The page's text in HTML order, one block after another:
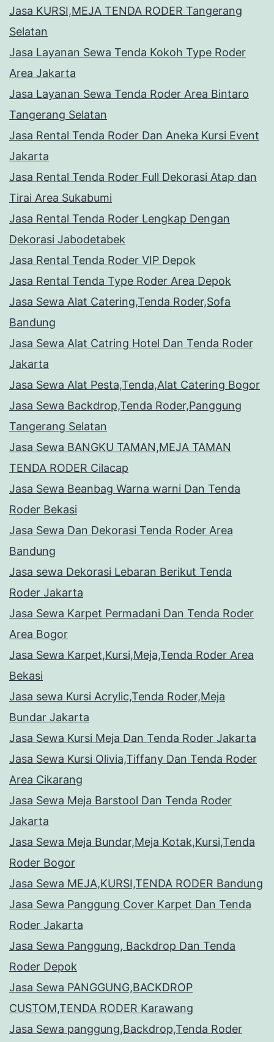
Jasa KURSI,MEJA TENDA RODER Tangerang
Selatan
Jasa Layanan Sewa Tenda Kokoh Type Roder
Area Jakarta
Jasa Layanan Sewa Tenda Roder Area Bintaro
Tangerang Selatan
Jasa Rental Tenda Roder Dan Aneka Kursi Event
Jakarta
Jasa Rental Tenda Roder Full Dekorasi Atap dan
Tirai Area Sukabumi
Jasa Rental Tenda Roder Lengkap Dengan
Dekorasi Jabodetabek
Jasa Rental Tenda Roder VIP Depok
Jasa Rental Tenda Type Roder Area Depok
Jasa Sewa Alat Catering,Tenda Roder,Sofa
Bandung
Jasa Sewa Alat Catring Hotel Dan Tenda Roder
Jakarta
Jasa Sewa Alat Pesta,Tenda,Alat Catering Bogor
Jasa Sewa Backdrop,Tenda Roder,Panggung
Tangerang Selatan
Jasa Sewa BANGKU TAMAN,MEJA TAMAN
TENDA RODER Cilacap
Jasa Sewa Beanbag Warna warni Dan Tenda
Roder Bekasi
Jasa Sewa Dan Dekorasi Tenda Roder Area
Bandung
Jasa sewa Dekorasi Lebaran Berikut Tenda
Roder Jakarta
Jasa Sewa Karpet Permadani Dan Tenda Roder
Area Bogor
Jasa Sewa Karpet,Kursi,Meja,Tenda Roder Area
Bekasi
Jasa sewa Kursi Acrylic,Tenda Roder,Meja
Bundar Jakarta
Jasa Sewa Kursi Meja Dan Tenda Roder Jakarta
Jasa Sewa Kursi Olivia,Tiffany Dan Tenda Roder
Area Cikarang
Jasa Sewa Meja Barstool Dan Tenda Roder
Jakarta
Jasa Sewa Meja Bundar,Meja Kotak,Kursi,Tenda
Roder Bogor
Jasa Sewa MEJA,KURSI,TENDA RODER Bandung
Jasa Sewa Panggung Cover Karpet Dan Tenda
Roder Jakarta
Jasa Sewa Panggung, Backdrop Dan Tenda
Roder Depok
Jasa Sewa PANGGUNG,BACKDROP
CUSTOM,TENDA RODER Karawang
Jasa Sewa panggung,Backdrop,Tenda Roder